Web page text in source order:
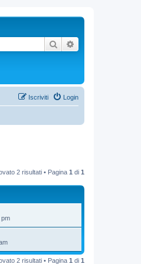
Cerca
Login
Iscriviti
2 risultati • Pagina 1 di 1
pm
2 risultati • Pagina 1 di 1